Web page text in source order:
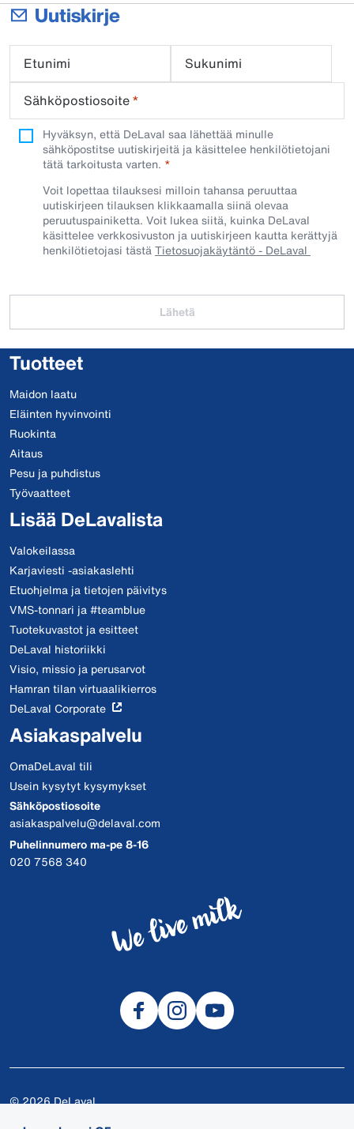
Uutiskirje
Etunimi
Sukunimi
Sähköpostiosoite*
Hyväksyn, että DeLaval saa lähettää minulle
sähköpostitse uutiskirjeitä ja käsittelee henkilötietojani
tätä tarkoitusta varten.
Voit lopettaa tilauksesi milloin tahansa peruuttaa
uutiskirjeen tilauksen klikkaamalla siinä olevaa
peruutuspainiketta. Voit lukea siitä, kuinka DeLaval
käsittelee verkkosivuston ja uutiskirjeen kautta kerättyjä
henkilötietojasi tästäTietosuojakäytäntö - DeLaval
Lähetä
Tuotteet
Maidon laatu
Eläinten hyvinvointi
Ruokinta
Aitaus
Pesu ja puhdistus
Työvaatteet
Lisää DeLavalista
Valokeilassa
Karjaviesti -asiakaslehti
Etuohjelma ja tietojen päivitys
VMS-tonnari ja #teamblue
Tuotekuvastot ja esitteet
DeLaval historiikki
Visio, missio ja perusarvot
Hamran tilan virtuaalikierros
DeLaval Corporate
Asiakaspalvelu
OmaDeLaval tili
Usein kysytyt kysymykset
Sähköpostiosoite
asiakaspalvelu@delaval.com
Puhelinnumero ma-pe 8-16
020 7568 340
© 2026 DeLaval